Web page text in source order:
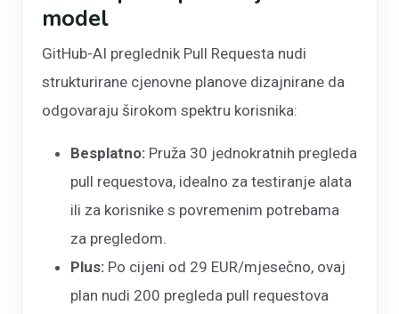
model
GitHub-AI preglednik Pull Requesta nudi
strukturirane cjenovne planove dizajnirane da
odgovaraju širokom spektru korisnika:
Besplatno: Pruža 30 jednokratnih pregleda
pull requestova, idealno za testiranje alata
ili za korisnike s povremenim potrebama
za pregledom.
Plus: Po cijeni od 29 EUR/mjesečno, ovaj
plan nudi 200 pregleda pull requestova